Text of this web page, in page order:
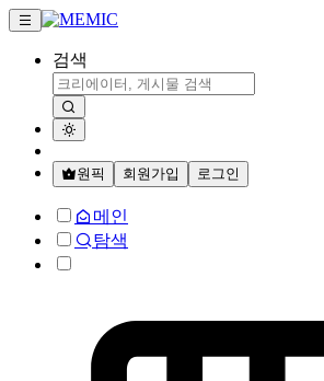
검색
원픽 회원가입 로그인
메인
탐색